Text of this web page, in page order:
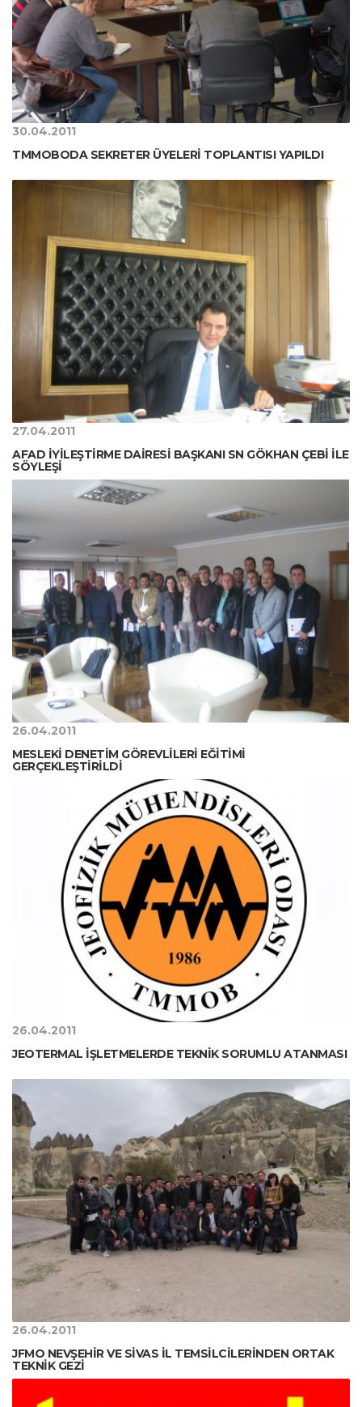
30.04.2011
TMMOBODA SEKRETER ÜYELERİ TOPLANTISI YAPILDI
27.04.2011
AFAD İYİLEŞTİRME DAİRESİ BAŞKANI SN GÖKHAN ÇEBİ İLE
SÖYLEŞİ
26.04.2011
MESLEKİ DENETİM GÖREVLİLERİ EĞİTİMİ
GERÇEKLEŞTİRİLDİ
26.04.2011
JEOTERMAL İŞLETMELERDE TEKNİK SORUMLU ATANMASI
26.04.2011
JFMO NEVŞEHİR VE SİVAS İL TEMSİLCİLERİNDEN ORTAK
TEKNİK GEZİ